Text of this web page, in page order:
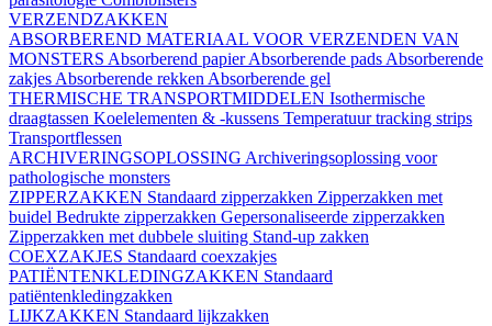
VERZENDZAKKEN
ABSORBEREND MATERIAAL VOOR VERZENDEN VAN
MONSTERS Absorberend papierAbsorberende pads Absorberende
zakjes Absorberende rekken Absorberende gel
THERMISCHE TRANSPORTMIDDELEN Isothermische
draagtassen Koelelementen & -kussens Temperatuur tracking strips
Transportflessen
ARCHIVERINGSOPLOSSING Archiveringsoplossing voor
pathologische monsters
ZIPPERZAKKEN Standaard zipperzakken Zipperzakken met
buidel Bedrukte zipperzakken Gepersonaliseerde zipperzakken
Zipperzakken met dubbele sluiting Stand-up zakken
COEXZAKJES Standaard coexzakjes
PATIËNTENKLEDINGZAKKEN Standaard
patiëntenkledingzakken
LIJKZAKKEN Standaard lijkzakken